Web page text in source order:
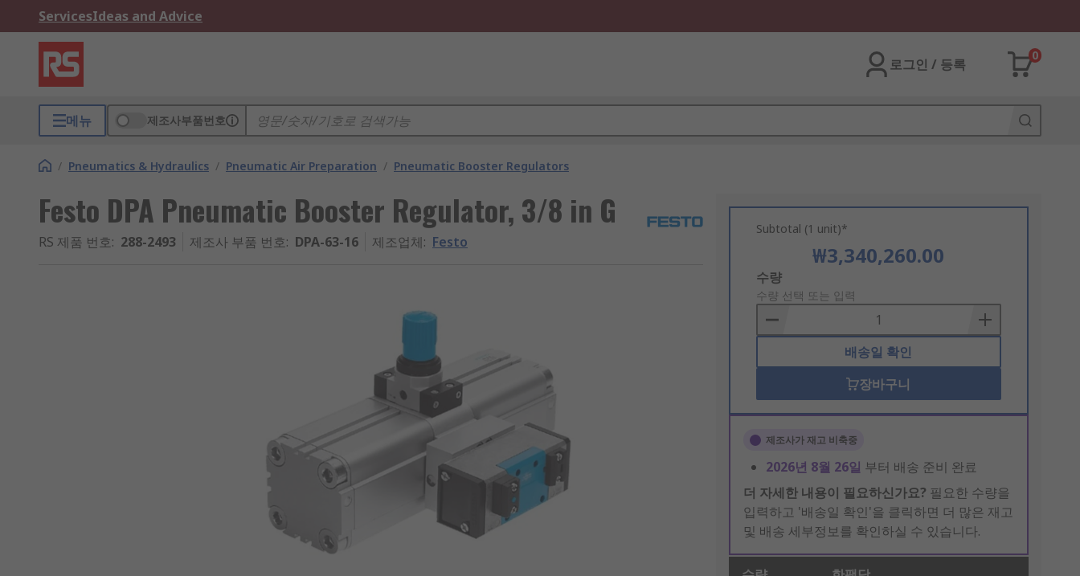
ServicesIdeas and Advice
로그인 / 등록
0
메뉴 제조사부품번호
/ Pneumatics & Hydraulics / Pneumatic Air Preparation / Pneumatic Booster Regulators
Festo DPA Pneumatic Booster Regulator, 3/8 in G
RS 제품 번호: 288-2493 제조사 부품 번호: DPA-63-16 제조업체: Festo
Subtotal (1 unit)*
₩3,340,260.00
Add
to
Basket
수량
수량 선택 또는 입력
배송일 확인
장바구니
제조사가 재고 비축중
2026년 8월 26일 부터 배송 준비 완료
더 자세한 내용이 필요하신가요? 필요한 수량을
입력하고 '배송일 확인'을 클릭하면 더 많은 재고
및 배송 세부정보를 확인하실 수 있습니다.